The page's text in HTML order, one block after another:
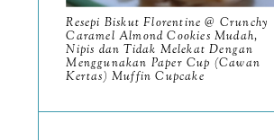
Looking For Is In The Li...
Pengalaman Jalan-Jalan di
MacRitchie Tree Top
Resepi Biskut Florentine @ Crunchy
Caramel Almond Cookies Mudah,
Nipis dan Tidak Melekat Dengan
Menggunakan Paper Cup (Cawan
Kertas) Muffin Cupcake